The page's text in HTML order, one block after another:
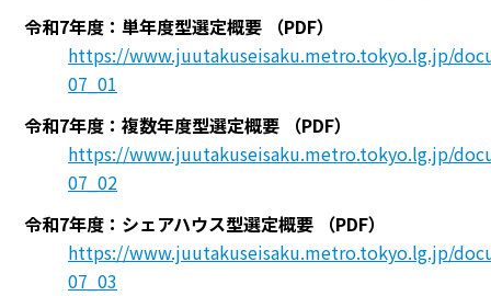
令和7年度：単年度型選定概要
（PDF）
https://www.juutakuseisaku.metro.tokyo.lg.jp/
07_01
令和7年度：複数年度型選定概要
（PDF）
https://www.juutakuseisaku.metro.tokyo.lg.jp/
07_02
令和7年度：シェアハウス型選定概要
（PDF）
https://www.juutakuseisaku.metro.tokyo.lg.jp/
07_03